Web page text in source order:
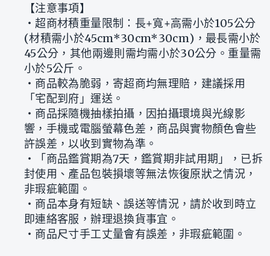
【注意事項】
‧超商材積重量限制：長+寬+高需小於105公分
(材積需小於45cm*30cm*30cm)，最長需小於
45公分，其他兩邊則需均需小於30公分。重量需
小於5公斤。
‧商品較為脆弱，寄超商均無理賠，建議採用
「宅配到府」運送。
‧商品採隨機抽樣拍攝，因拍攝環境與光線影
響，手機或電腦螢幕色差，商品與實物顏色會些
許誤差，以收到實物為準。
‧「商品鑑賞期為7天，鑑賞期非試用期」，已拆
封使用、產品包裝損壞等無法恢復原狀之情況，
非瑕疵範圍。
‧商品本身有短缺、誤送等情況，請於收到時立
即連絡客服，辦理退換貨事宜。
‧商品尺寸手工丈量會有誤差，非瑕疵範圍。